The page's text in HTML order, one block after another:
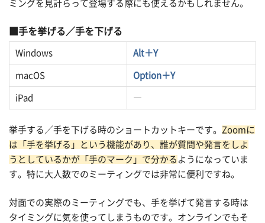
ミングを見計らって登場する際にも使えるかもしれません。
手を挙げる／手を下げる
Windows Alt＋Y
macOS Option＋Y
iPad ―
挙手する／手を下げる時のショートカットキーです。 Zoomに
は「手を挙げる」という機能があり、誰が質問や発言をしよ
うとしているかが「手のマーク」で分かる ようになっていま
す。特に大人数でのミーティングでは非常に便利ですね。
対面での実際のミーティングでも、手を挙げて発言する時は
タイミングに気を使ってしまうものです。オンラインでもそ